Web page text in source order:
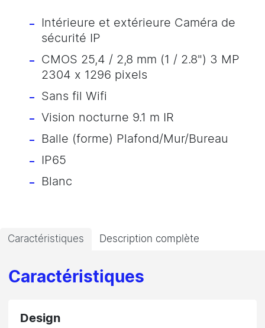
Intérieure et extérieure Caméra de
sécurité IP
CMOS 25,4 / 2,8 mm (1 / 2.8") 3 MP
2304 x 1296 pixels
Sans fil Wifi
Vision nocturne 9.1 m IR
Balle (forme) Plafond/Mur/Bureau
IP65
Blanc
Caractéristiques Description complète
Caractéristiques
Design